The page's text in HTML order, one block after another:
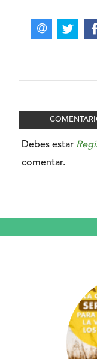
Debes estar
comentar.